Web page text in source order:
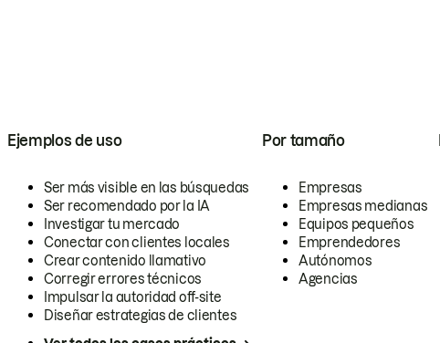
Ejemplos de uso
Ser más visible en las búsquedas
Ser recomendado por la IA
Investigar tu mercado
Conectar con clientes locales
Crear contenido llamativo
Corregir errores técnicos
Impulsar la autoridad off-site
Diseñar estrategias de clientes
Por tamaño
Empresas
Empresas medianas
Equipos pequeños
Emprendedores
Autónomos
Agencias